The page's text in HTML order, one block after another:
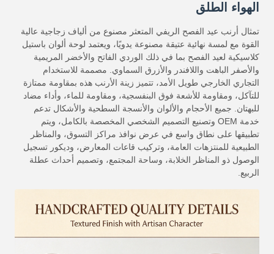
الهواء الطلق
تمثال أرنب عيد الفصح الريفي المتعثر مصنوع من ألياف زجاجية عالية
القوة مع لمسة نهائية عتيقة مصنوعة يدويًا، ويعتمد لوحة ألوان باستيل
كلاسيكية لعيد الفصح بما في ذلك الوردي الفاتح والأخضر المريمية
والأصفر الباهت واللافندر والأزرق السماوي. مصممة للاستخدام
التجاري الخارجي طويل الأمد، تتميز زينة الأرنب هذه بمقاومة ممتازة
للتآكل، ومقاومة للأشعة فوق البنفسجية، ومقاومة للماء، وأداء مضاد
للبهتان. جميع الأحجام والألوان والأنسجة السطحية والأشكال تدعم
خدمة OEM وتصنيع التصميم الشخصي المخصصة بالكامل، ويتم
تطبيقها على نطاق واسع في عرض نوافذ مراكز التسوق، والمناظر
الطبيعية للمنتزهات العامة، وتركيب قاعات المعارض، وديكور تسجيل
الوصول ذو المناظر الخلابة، وساحة المجتمع، وتصميم أحداث عطلة
الربيع.